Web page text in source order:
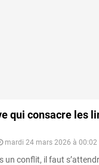
qui consacre les
mardi 24 mars 2026 à 00:02
un conflit, il faut